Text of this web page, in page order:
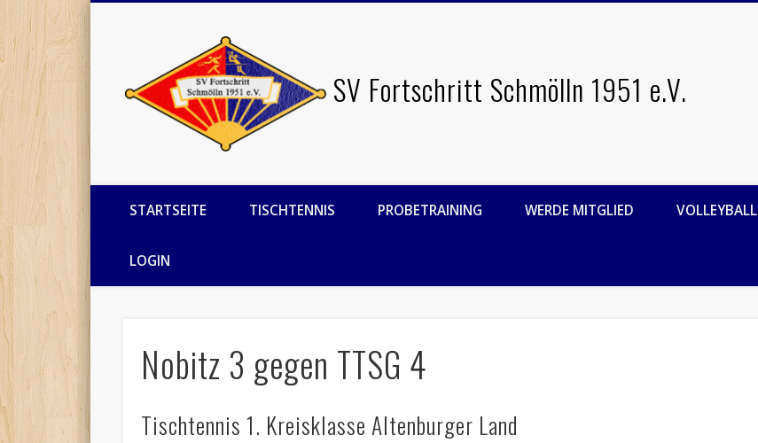
SV Fortschritt Schmölln 1951 e.V.
FacebookTwitter
STARTSEITE TISCHTENNIS PROBETRAINING WERDE MITGLIED VOLLEYBALL
LOGIN
Nobitz 3 gegen TTSG 4
Tischtennis 1. Kreisklasse Altenburger Land